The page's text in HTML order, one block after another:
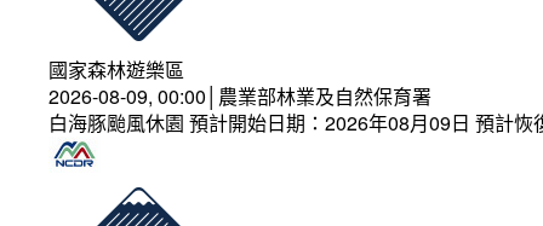
國家森林遊樂區
2026-08-09, 00:00│農業部林業及自然保育署
白海豚颱風休園 預計開始日期：2026年08月09日 預計